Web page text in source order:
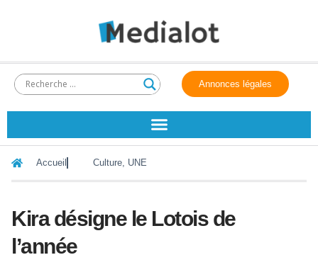
Annonces légales
Accueil Culture, UNE
Kira désigne le Lotois de
l’année